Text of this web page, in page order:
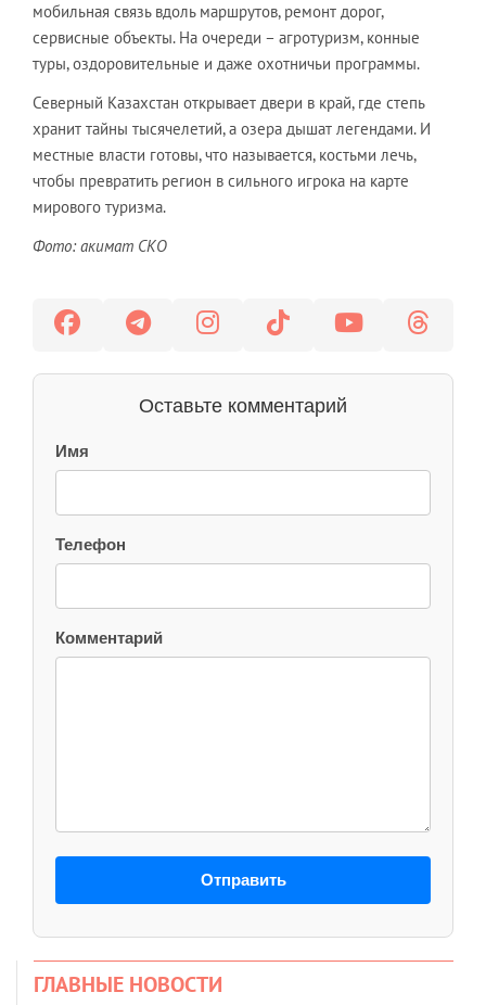
мобильная связь вдоль маршрутов, ремонт дорог,
сервисные объекты. На очереди – агротуризм, конные
туры, оздоровительные и даже охотничьи программы.
Северный Казахстан открывает двери в край, где степь
хранит тайны тысячелетий, а озера дышат легендами. И
местные власти готовы, что называется, костьми лечь,
чтобы превратить регион в сильного игрока на карте
мирового туризма.
Фото: акимат СКО
Оставьте комментарий
Имя
Телефон
Комментарий
Отправить
ГЛАВНЫЕ НОВОСТИ